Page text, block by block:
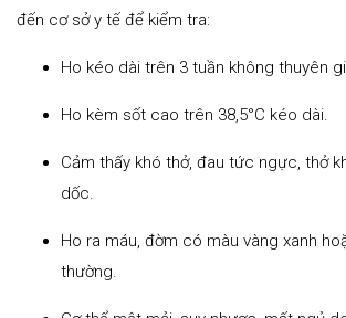
đến cơ sở y tế để kiểm tra:
Ho kéo dài trên 3 tuần không thuyên
Ho kèm sốt cao trên 38,5°C kéo dài.
Cảm thấy khó thở, đau tức ngực, thở
dốc.
Ho ra máu, đờm có màu vàng xanh
thường.